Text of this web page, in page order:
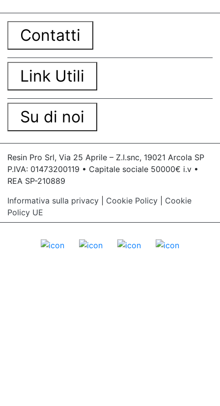
Contatti
Link Utili
Su di noi
Resin Pro Srl, Via 25 Aprile – Z.I.snc, 19021 Arcola SP
P.IVA: 01473200119 • Capitale sociale 50000€ i.v •
REA SP-210889
Informativa sulla privacy
Cookie Policy
Cookie
Policy UE